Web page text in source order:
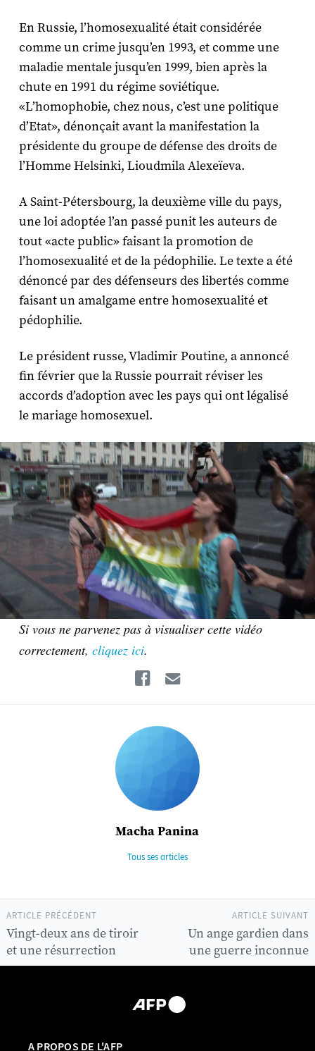
En Russie, l’homosexualité était considérée
comme un crime jusqu’en 1993, et comme une
maladie mentale jusqu’en 1999, bien après la
chute en 1991 du régime soviétique.
«L’homophobie, chez nous, c’est une politique
d’Etat», dénonçait avant la manifestation la
présidente du groupe de défense des droits de
l’Homme Helsinki, Lioudmila Alexeïeva.
A Saint-Pétersbourg, la deuxième ville du pays,
une loi adoptée l’an passé punit les auteurs de
tout «acte public» faisant la promotion de
l’homosexualité et de la pédophilie. Le texte a été
dénoncé par des défenseurs des libertés comme
faisant un amalgame entre homosexualité et
pédophilie.
Le président russe, Vladimir Poutine, a annoncé
fin février que la Russie pourrait réviser les
accords d’adoption avec les pays qui ont légalisé
le mariage homosexuel.
Si vous ne parvenez pas à visualiser cette vidéo
correctement, cliquez ici.
Facebook
Macha Panina
Tous ses articles
ARTICLE SUIVANT
Un ange gardien dans
une guerre inconnue
ARTICLE PRÉCÉDENT
Vingt-deux ans de tiroir
et une résurrection
A PROPOS DE L'AFP